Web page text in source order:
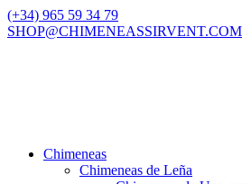
(+34) 965 59 34 79
SHOP@CHIMENEASSIRVENT.COM
Chimeneas
Chimeneas de Leña